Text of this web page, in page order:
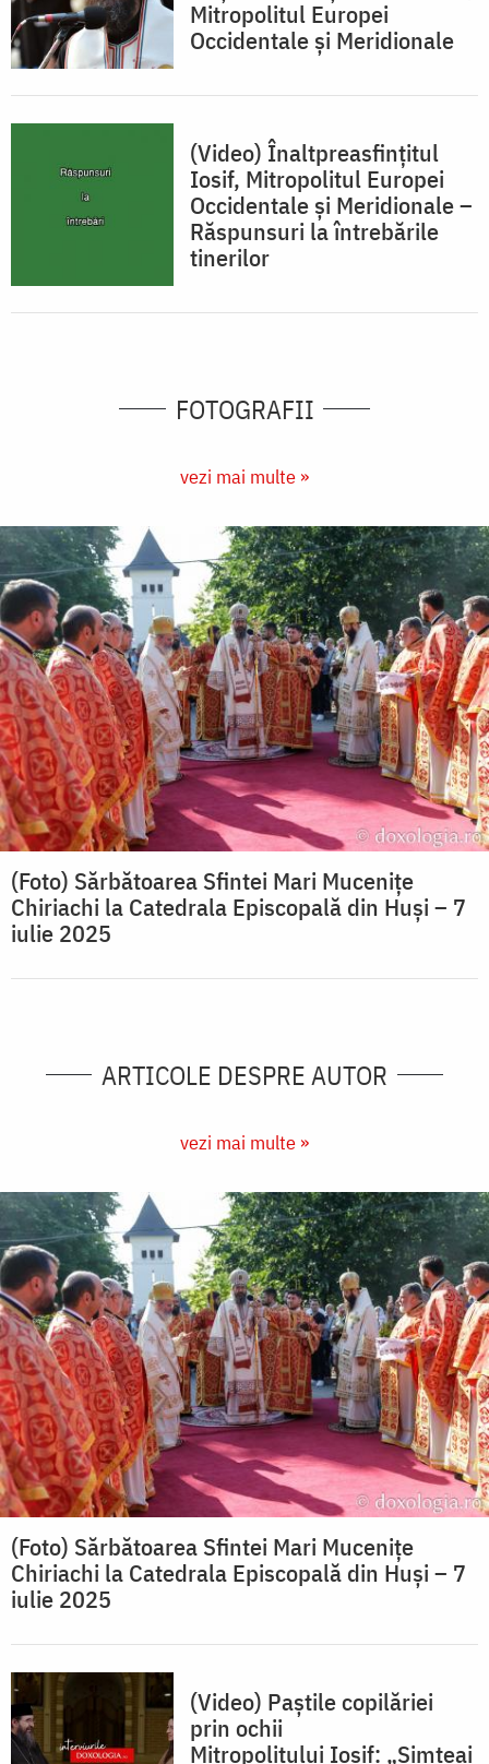
Mitropolitul Europei
Occidentale și Meridionale
(Video) Înaltpreasfinţitul
Iosif, Mitropolitul Europei
Occidentale și Meridionale –
Răspunsuri la întrebările
tinerilor
FOTOGRAFII
vezi mai multe »
(Foto) Sărbătoarea Sfintei Mari Mucenițe
Chiriachi la Catedrala Episcopală din Huși – 7
iulie 2025
ARTICOLE DESPRE AUTOR
vezi mai multe »
(Foto) Sărbătoarea Sfintei Mari Mucenițe
Chiriachi la Catedrala Episcopală din Huși – 7
iulie 2025
(Video) Paștile copilăriei
prin ochii
Mitropolitului Iosif: „Simțeai